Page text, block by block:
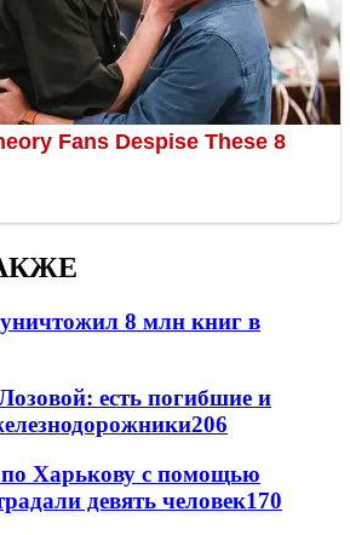
8 млн книг в
есть погибшие и
206
Харькову с помощью
девять человек170